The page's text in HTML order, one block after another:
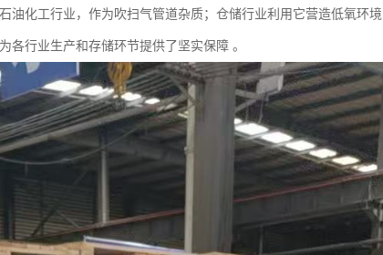
油化工行业，作为吹扫气管道杂质；仓储行业利用它营造低氧环
各行业生产和存储环节提供了坚实保障 。​